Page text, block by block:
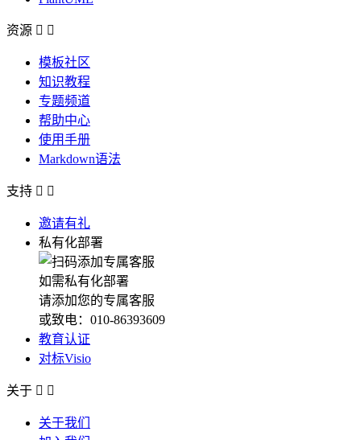
资源  
模板社区
知识教程
专题频道
帮助中心
使用手册
Markdown语法
支持  
邀请有礼
私有化部署
如需私有化部署
请添加您的专属客服
或致电：010-86393609
教育认证
对标Visio
关于  
关于我们